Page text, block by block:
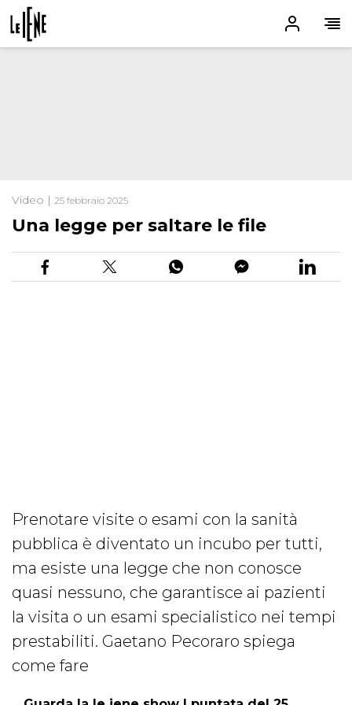
Video | 25 febbraio 2025
Una legge per saltare le file
Prenotare visite o esami con la sanità
pubblica è diventato un incubo per tutti,
ma esiste una legge che non conosce
quasi nessuno, che garantisce ai pazienti
la visita o un esami specialistico nei tempi
prestabiliti. Gaetano Pecoraro spiega
come fare